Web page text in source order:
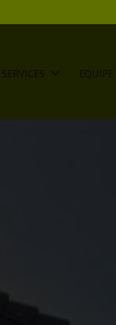
SERVICES EQUIPE